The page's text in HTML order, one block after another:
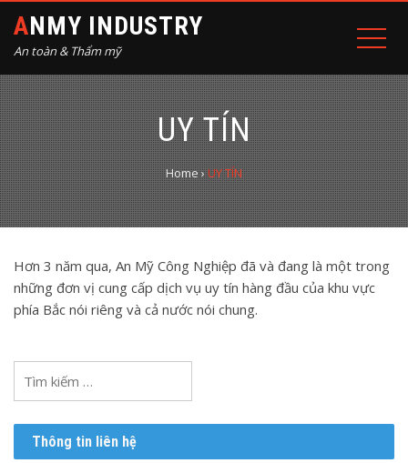
ANMY INDUSTRY
An toàn & Thẩm mỹ
UY TÍN
Home ›UY TÍN
Hơn 3 năm qua, An Mỹ Công Nghiệp đã và đang là một trong
những đơn vị cung cấp dịch vụ uy tín hàng đầu của khu vực
phía Bắc nói riêng và cả nước nói chung.
Tìm
Thông tin liên hệ